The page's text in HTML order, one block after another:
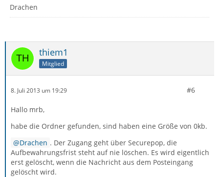
Drachen
thiem1
Mitglied
8. Juli 2013 um 19:29 #6
Hallo mrb,
habe die Ordner gefunden, sind haben eine Größe von 0kb.
Drachen . Der Zugang geht über Securepop, die
Aufbewahrungsfrist steht auf nie löschen. Es wird eigentlich
erst gelöscht, wenn die Nachricht aus dem Posteingang
gelöscht wird.